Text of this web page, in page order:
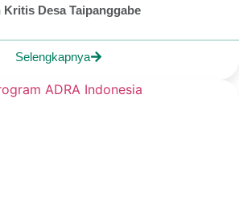
Desa Taipanggabe
Selengkapnya